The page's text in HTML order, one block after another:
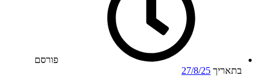
פורסם
בתאריך 27/8/25